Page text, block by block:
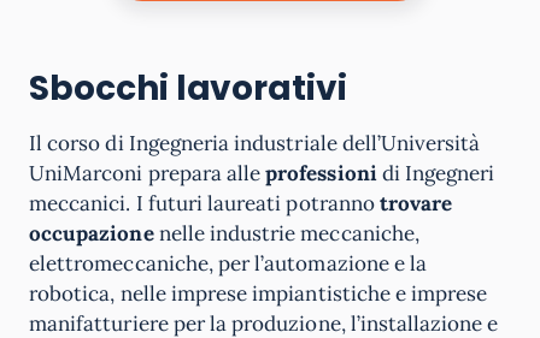
Sbocchi lavorativi
Il corso di Ingegneria industriale dell’Università
UniMarconi prepara alleprofessionidi Ingegneri
meccanici. I futuri laureati potrannotrovare
occupazionenelle industrie meccaniche,
elettromeccaniche, per l’automazione e la
robotica, nelle imprese impiantistiche e imprese
manifatturiere per la produzione, l’installazione e